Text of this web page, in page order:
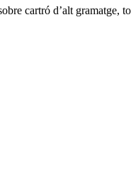
cartró d’alt gramatge,